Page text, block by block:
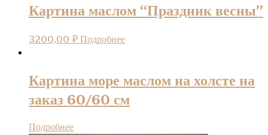
Картина маслом “Праздник весны”
3200,00 ₽Подробнее
Картина море маслом на холсте на
заказ 60/60 см
Подробнее